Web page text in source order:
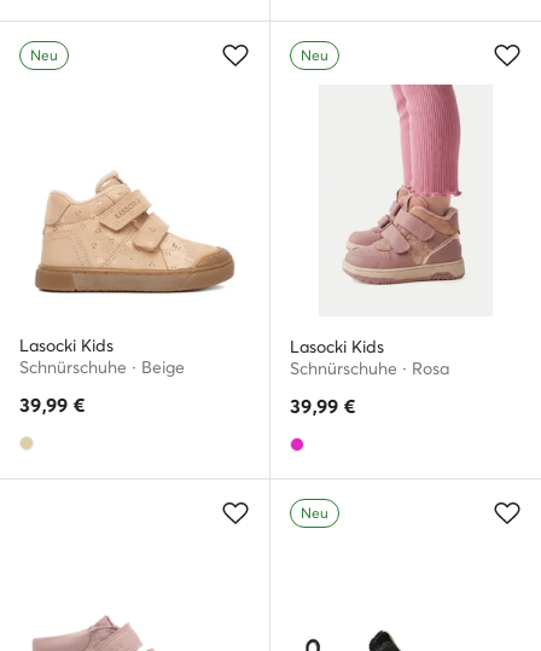
Neu
Lasocki Kids
Schnürschuhe · Beige
39,99 €
Neu
Lasocki Kids
Schnürschuhe · Rosa
39,99 €
Neu